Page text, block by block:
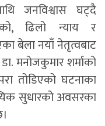
जनविश्वास घट्दै
ढिलो न्याय र
बेला नयाँ नेतृत्वबाट
मनोजकुमार शर्माको
तोडिएको घटनाका
सुधारको अवसरका